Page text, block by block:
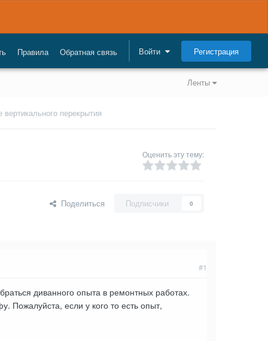
Правила Обратная связь Войти Регистрация
Ленты
перекрытия
Оценить эту тему:
Поделиться Подписчики 0
#1
диванного опыта в ремонтных работах.
Пожалуйста, если у кого то есть опыт,